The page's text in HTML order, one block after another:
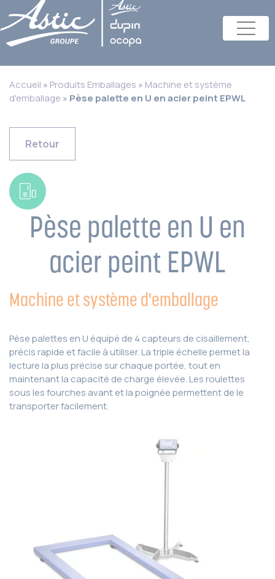
Accueil » Produits Emballages » Machine et système
d'emballage » Pèse palette en U en acier peint EPWL
Retour
Pèse palette en U en
acier peint EPWL
Machine et système d'emballage
Pèse palettes en U équipé de 4 capteurs de cisaillement,
précis rapide et facile à utiliser. La triple échelle permet la
lecture la plus précise sur chaque portée, tout en
maintenant la capacité de charge élevée. Les roulettes
sous les fourches avant et la poignée permettent de le
transporter facilement.